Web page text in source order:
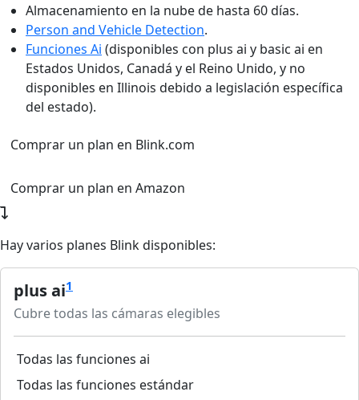
Almacenamiento en la nube de hasta 60 días.
Person and Vehicle Detection.
Funciones Ai (disponibles con plus ai y basic ai en
Estados Unidos, Canadá y el Reino Unido, y no
disponibles en Illinois debido a legislación específica
del estado).
Comprar un plan en Blink.com
Comprar un plan en Amazon
Hay varios planes Blink disponibles:
plus ai1
Cubre todas las cámaras elegibles
Todas las funciones ai
Todas las funciones estándar